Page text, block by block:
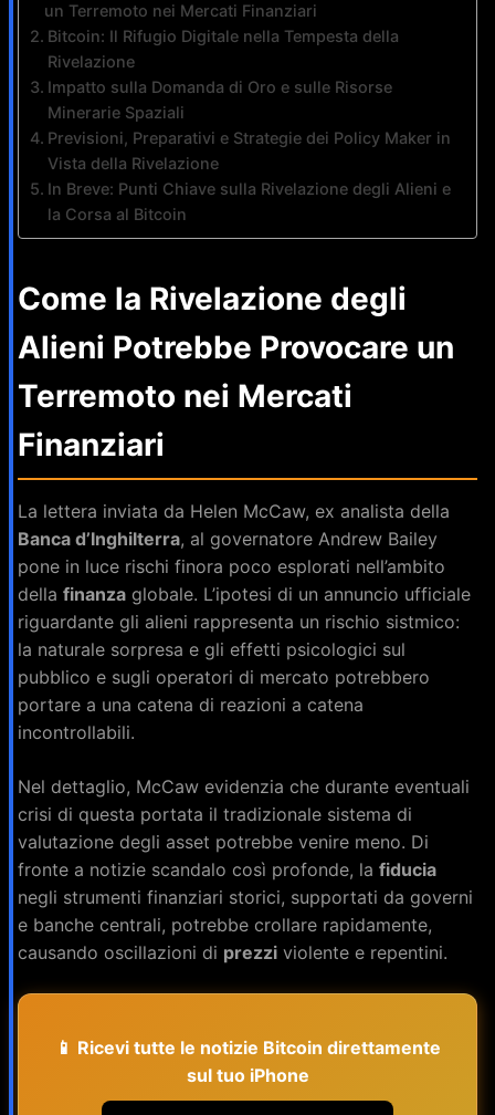
un Terremoto nei Mercati Finanziari
Bitcoin: Il Rifugio Digitale nella Tempesta della
Rivelazione
Impatto sulla Domanda di Oro e sulle Risorse
Minerarie Spaziali
Previsioni, Preparativi e Strategie dei Policy Maker in
Vista della Rivelazione
In Breve: Punti Chiave sulla Rivelazione degli Alieni e
la Corsa al Bitcoin
Come la Rivelazione degli
Alieni Potrebbe Provocare un
Terremoto nei Mercati
Finanziari
La lettera inviata da Helen McCaw, ex analista della
Banca d’Inghilterra, al governatore Andrew Bailey
pone in luce rischi finora poco esplorati nell’ambito
della finanza globale. L’ipotesi di un annuncio ufficiale
riguardante gli alieni rappresenta un rischio sistmico:
la naturale sorpresa e gli effetti psicologici sul
pubblico e sugli operatori di mercato potrebbero
portare a una catena di reazioni a catena
incontrollabili.
Nel dettaglio, McCaw evidenzia che durante eventuali
crisi di questa portata il tradizionale sistema di
valutazione degli asset potrebbe venire meno. Di
fronte a notizie scandalo così profonde, la fiducia
negli strumenti finanziari storici, supportati da governi
e banche centrali, potrebbe crollare rapidamente,
causando oscillazioni di prezzi violente e repentini.
📱 Ricevi tutte le notizie Bitcoin direttamente
sul tuo iPhone